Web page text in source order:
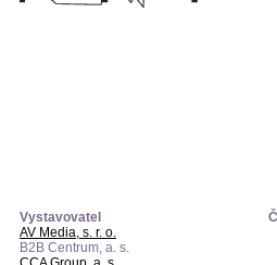
Vystavovatel
AV Media, s. r. o.
B2B Centrum, a. s.